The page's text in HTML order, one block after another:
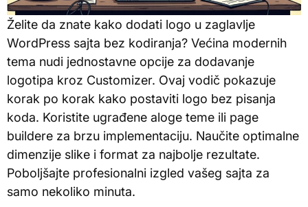
Želite da znate kako dodati logo u zaglavlje
WordPress sajta bez kodiranja? Većina modernih
tema nudi jednostavne opcije za dodavanje
logotipa kroz Customizer. Ovaj vodič pokazuje
korak po korak kako postaviti logo bez pisanja
koda. Koristite ugrađene aloge teme ili page
buildere za brzu implementaciju. Naučite optimalne
dimenzije slike i format za najbolje rezultate.
Poboljšajte profesionalni izgled vašeg sajta za
samo nekoliko minuta.